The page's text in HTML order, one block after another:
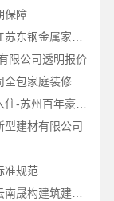
保障
限公司透明报价
福建尚艺空间新材料科技有限公司全包家庭装修口碑优选报价明细
苏州本地靠谱家装设计公司拎包入住-苏州百年豪庭新材料有限公司
型建材有限公司
准规范
昆明重钢装配式别墅终身维保，云南晟构建筑建材有限公司